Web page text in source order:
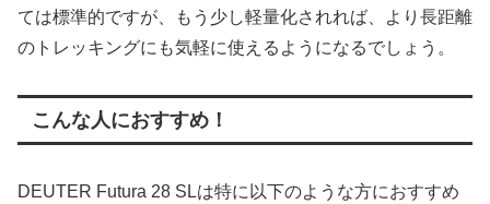
ては標準的ですが、もう少し軽量化されれば、より長距離
のトレッキングにも気軽に使えるようになるでしょう。
こんな人におすすめ！
DEUTER Futura 28 SLは特に以下のような方におすすめ